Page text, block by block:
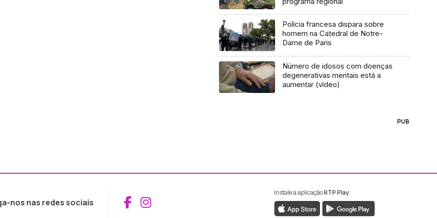
Polícia francesa dispara sobre
homem na Catedral de Notre-
Dame de Paris
Número de idosos com doenças
degenerativas mentais está a
aumentar (vídeo)
PUB
nos nas redes sociais Aceder ao Facebook da RTP Madeira
Aceder ao Instagram da RTP Madeira
Instale a aplicaçãoRTP Play